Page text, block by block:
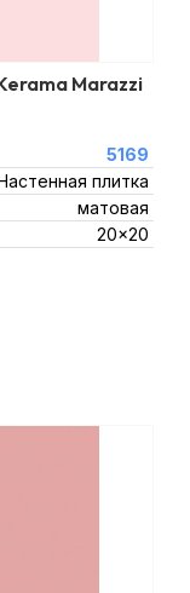
Marazzi
5169
плитка
матовая
20x20